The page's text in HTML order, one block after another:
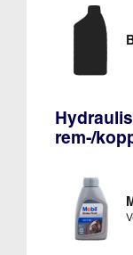
rem-/